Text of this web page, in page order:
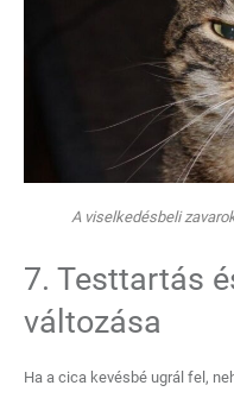
A viselkedésbeli
7. Testtartás
változása
Ha a cica kevésbé ugrál fel,